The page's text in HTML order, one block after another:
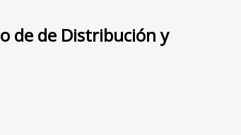
de de Distribución y